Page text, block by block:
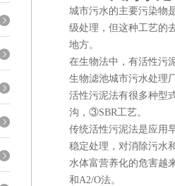
城市污水的主要污染物
级处理，但这种工艺的
地方。
在生物法中，有活性污
生物滤池城市污水处理
活性污泥法有很多种型
沟，③SBR工艺。
传统活性污泥法是应用
稳定处理，对消除污水
水体富营养化的危害越
和A2/O法。